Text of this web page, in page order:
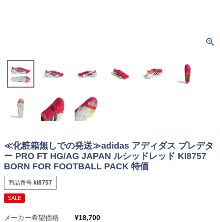
≪化粧箱無しでの発送≫adidas アディダス プレデタ
ー PRO FT HG/AG JAPAN ルシッドレッド KI8757
BORN FOR FOOTBALL PACK 特価
商品番号 ki8757
SALE
メーカー希望価格 ¥18,700